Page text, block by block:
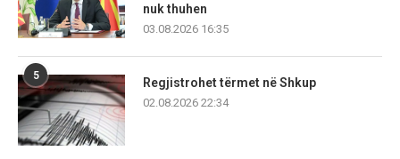
nuk thuhen
03.08.2026 16:35
5
Regjistrohet tërmet në Shkup
02.08.2026 22:34